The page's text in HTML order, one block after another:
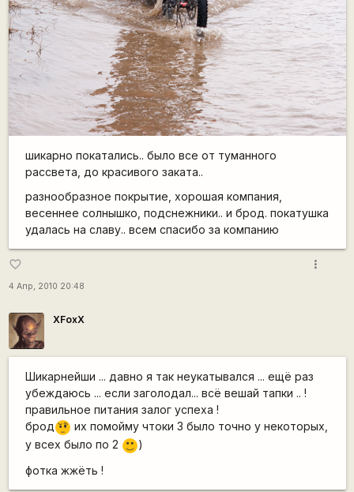
шикарно покатались.. было все от туманного
рассвета, до красивого заката..
разнообразное покрытие, хорошая компания,
весеннее солнышко, подснежники.. и брод. покатушка
удалась на славу.. всем спасибо за компанию
favorite_border
4 Апр, 2010 20:48
more_vert
XFoxX
Шикарнейши ... давно я так неукатывался ... ещё раз
убеждаюсь ... если заголодал... всё вешай тапки .. !
правильное питания залог успеха !
брод??? их помойму чтоки 3 было точно у некоторых,
у всех было по 2
:) )
фотка жжёть !